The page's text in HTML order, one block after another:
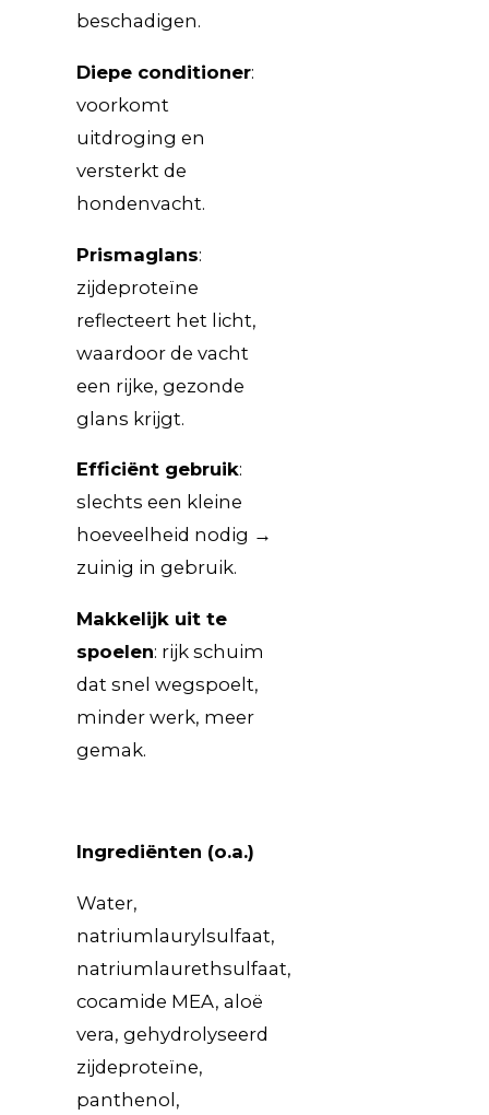
beschadigen.
Diepe conditioner:
voorkomt
uitdroging en
versterkt de
hondenvacht.
Prismaglans:
zijdeproteïne
reflecteert het licht,
waardoor de vacht
een rijke, gezonde
glans krijgt.
Efficiënt gebruik:
slechts een kleine
hoeveelheid nodig →
zuinig in gebruik.
Makkelijk uit te
spoelen: rijk schuim
dat snel wegspoelt,
minder werk, meer
gemak.
Ingrediënten (o.a.)
Water,
natriumlaurylsulfaat,
natriumlaurethsulfaat,
cocamide MEA, aloë
vera, gehydrolyseerd
zijdeproteïne,
panthenol,